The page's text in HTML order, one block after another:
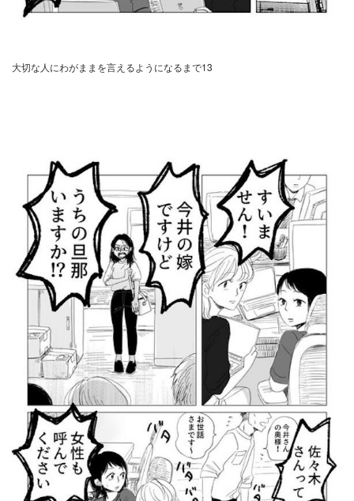
大切な人にわがままを言えるようになるまで13